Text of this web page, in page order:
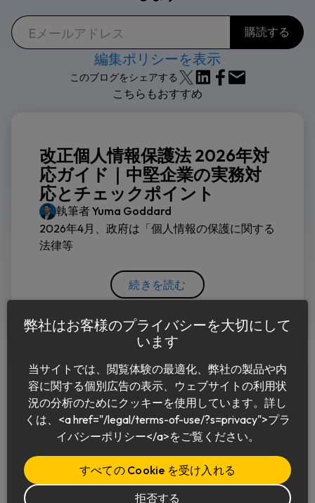
編集ポリシーを表示
このブログをシェアする
こちらもおすすめ
改正個人情報保護法 2026年対
応ガイド｜中堅企業の実務対
応とチェックポイント
執筆者Yuma Goddard
2026年4月、政府は「個人情報の保護に関する
法律等
続きを読む
日本語
弊社はお客様のプライバシーを大切にして
います
当サイトでは、閲覧体験の最適化、弊社の製品や内
容に関する個別広告の表示、ウェブサイトの利用状
況の分析のためにクッキーを使用しています。詳し
くは、<a href="/legal/terms-of-use/?s=privacy">プラ
イバシーポリシー</a>をご覧ください。
すべての Cookie を受け入れる
拒否する